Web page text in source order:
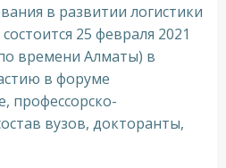
в развитии логистики
25 февраля 2021
времени Алматы) в
в форуме
профессорско-
вузов, докторанты,